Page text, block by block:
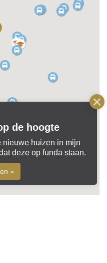
de hoogte
nieuwe huizen in mijn
deze op funda staan.
»